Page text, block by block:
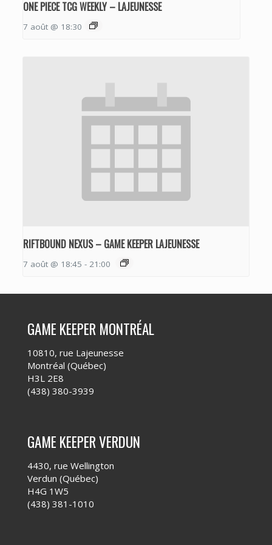
ONE PIECE TCG WEEKLY – LAJEUNESSE
7 août @ 18:30
RIFTBOUND NEXUS – GAME KEEPER LAJEUNESSE
7 août @ 18:45 - 21:00
GAME KEEPER MONTRÉAL
10810, rue Lajeunesse
Montréal (Québec)
H3L 2E8
(438) 380-3939
GAME KEEPER VERDUN
4430, rue Wellington
Verdun (Québec)
H4G 1W5
(438) 381-1010